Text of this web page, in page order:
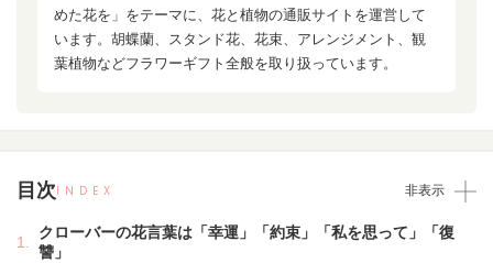
めた花を」をテーマに、花と植物の通販サイトを運営して
います。胡蝶蘭、スタンド花、花束、アレンジメント、観
葉植物などフラワーギフト全般を取り扱っています。
目次INDEX 非表示
クローバーの花言葉は「幸運」「約束」「私を思って」「復
讐」